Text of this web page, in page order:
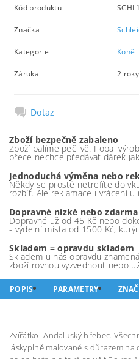
Kód produktu
Značka
Kategorie Koně
Záruka 2 roky
Dotaz
Zboží bezpečně zabaleno
Zboží balíme pečlivě. I obal
přece nechce předávat dárek
Jednoduchá výměna nebo
Někdy se prostě netrefíte do
rozbít. Ale reklamace i vrácení u
Dopravné nízké nebo zdarma
Dopravné už od 45 Kč nebo
- výdejní místa od 1500 Kč,
Skladem = opravdu skladem
Skladem u nás opravdu
zboží rovnou vyzvednout nebo
POPIS PARAMETRY
Zvířátko- Andaluský hřebec.
láskyplně malované s důrazem